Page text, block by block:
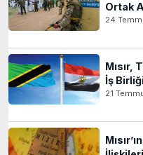
Ortak
24
Mısır,
İş
21